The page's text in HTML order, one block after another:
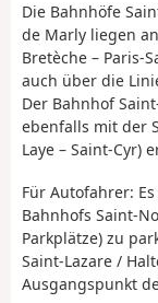
Die Bahnhöfe
de Marly liegen
Bretèche – Paris-
auch über die
Der Bahnhof
ebenfalls mit der
Laye – Saint-Cyr)
Für Autofahrer:
Bahnhofs Saint-
Parkplätze) zu
Saint-Lazare /
Ausgangspunkt